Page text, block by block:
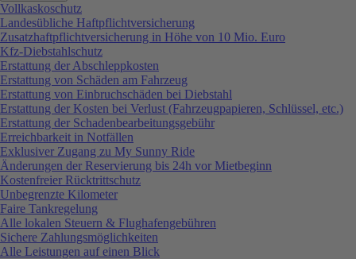
Vollkaskoschutz
Landesübliche Haftpflichtversicherung
Zusatzhaftpflichtversicherung in Höhe von 10 Mio. Euro
Kfz-Diebstahlschutz
Erstattung der Abschleppkosten
Erstattung von Schäden am Fahrzeug
Erstattung von Einbruchschäden bei Diebstahl
Erstattung der Kosten bei Verlust (Fahrzeugpapieren, Schlüssel, etc.)
Erstattung der Schadenbearbeitungsgebühr
Erreichbarkeit in Notfällen
Exklusiver Zugang zu My Sunny Ride
Änderungen der Reservierung bis 24h vor Mietbeginn
Kostenfreier Rücktrittschutz
Unbegrenzte Kilometer
Faire Tankregelung
Alle lokalen Steuern & Flughafengebühren
Sichere Zahlungsmöglichkeiten
Alle Leistungen auf einen Blick